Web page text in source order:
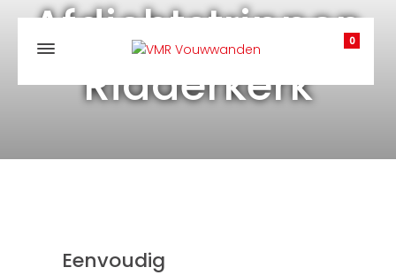
0
Afdichtstrippen
Ridderkerk
Eenvoudig